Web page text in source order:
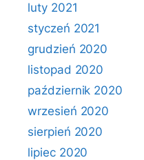
luty 2021
styczeń 2021
grudzień 2020
listopad 2020
październik 2020
wrzesień 2020
sierpień 2020
lipiec 2020